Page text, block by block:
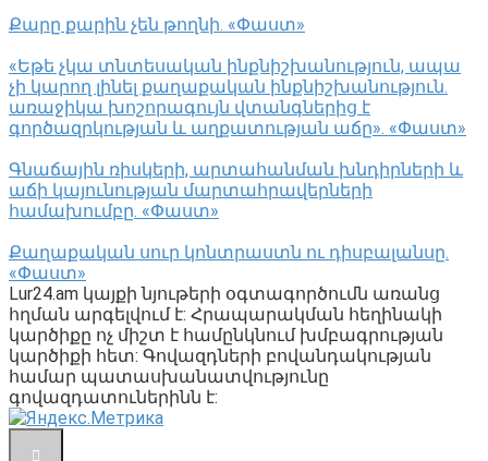
Քարը քարին չեն թողնի. «Փաստ»
«Եթե չկա տնտեսական ինքնիշխանություն, ապա
չի կարող լինել քաղաքական ինքնիշխանություն.
առաջիկա խոշորագույն վտանգներից է
գործազրկության և աղքատության աճը». «Փաստ»
Գնաճային ռիսկերի, արտահանման խնդիրների և
աճի կայունության մարտահրավերների
համախումբը. «Փաստ»
Քաղաքական սուր կոնտրաստն ու դիսբալանսը.
«Փաստ»
Lur24.am կայքի նյութերի օգտագործումն առանց
հղման արգելվում է: Հրապարակման հեղինակի
կարծիքը ոչ միշտ է համընկնում խմբագրության
կարծիքի հետ: Գովազդների բովանդակության
համար պատասխանատվությունը
գովազդատուներինն է: